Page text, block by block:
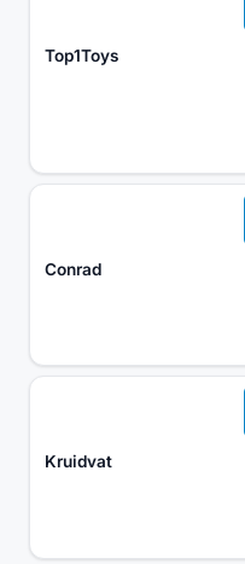
Top1Toys
Conrad
Kruidvat